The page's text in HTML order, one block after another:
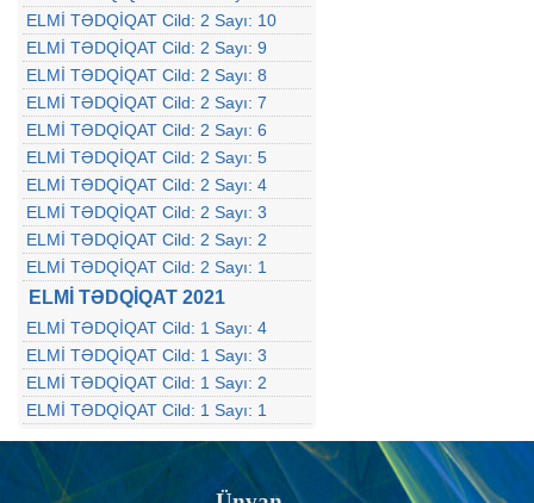
ELMİ TƏDQİQAT Cild: 2 Sayı: 10
ELMİ TƏDQİQAT Cild: 2 Sayı: 9
ELMİ TƏDQİQAT Cild: 2 Sayı: 8
ELMİ TƏDQİQAT Cild: 2 Sayı: 7
ELMİ TƏDQİQAT Cild: 2 Sayı: 6
ELMİ TƏDQİQAT Cild: 2 Sayı: 5
ELMİ TƏDQİQAT Cild: 2 Sayı: 4
ELMİ TƏDQİQAT Cild: 2 Sayı: 3
ELMİ TƏDQİQAT Cild: 2 Sayı: 2
ELMİ TƏDQİQAT Cild: 2 Sayı: 1
ELMİ TƏDQİQAT 2021
ELMİ TƏDQİQAT Cild: 1 Sayı: 4
ELMİ TƏDQİQAT Cild: 1 Sayı: 3
ELMİ TƏDQİQAT Cild: 1 Sayı: 2
ELMİ TƏDQİQAT Cild: 1 Sayı: 1